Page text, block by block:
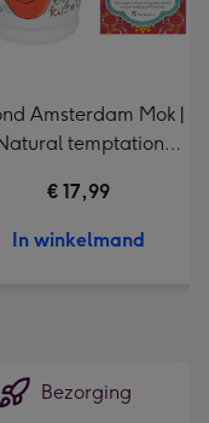
Amsterdam Mok |
temptation
€ 17,99
In winkelmand
Bezorging